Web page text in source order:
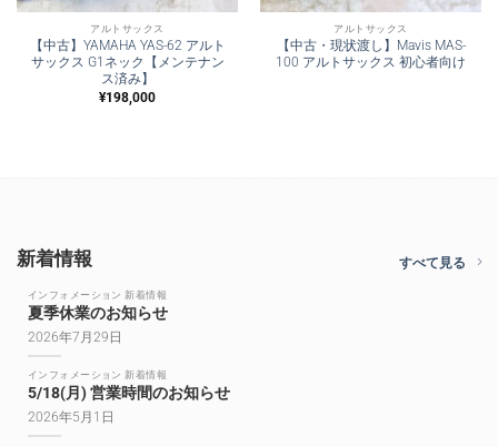
アルトサックス
【中古】YAMAHA YAS-62 アルト
サックス G1ネック【メンテナン
ス済み】
¥198,000
アルトサックス
【中古・現状渡し】Mavis MAS-
100 アルトサックス 初心者向け
新着情報 すべて見る
インフォメーション 新着情報
夏季休業のお知らせ
2026年7月29日
インフォメーション 新着情報
5/18(月) 営業時間のお知らせ
2026年5月1日